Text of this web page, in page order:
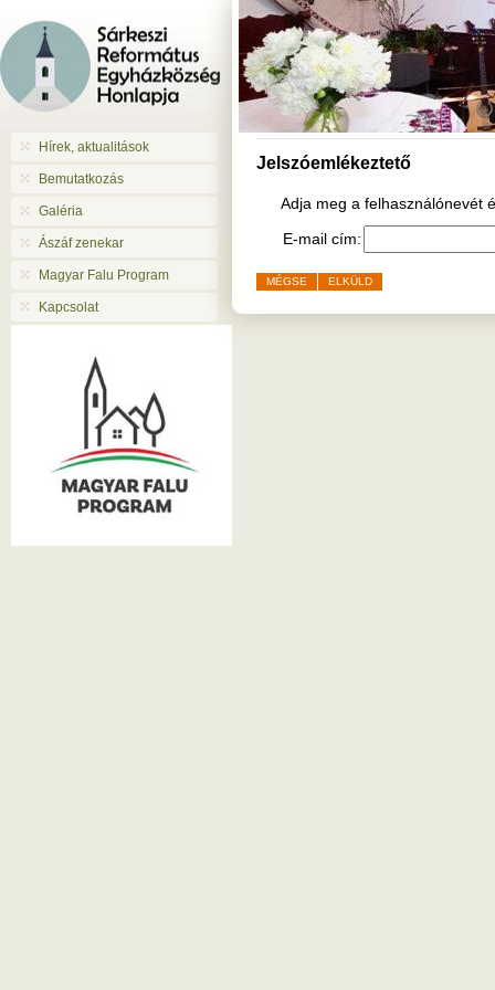
Hírek, aktualitások
Bemutatkozás
Galéria
Ászáf zenekar
Magyar Falu Program
Kapcsolat
Jelszóemlékeztető
Adja meg a felhasználónevét
E-mail cím:
MÉGSE ELKÜLD